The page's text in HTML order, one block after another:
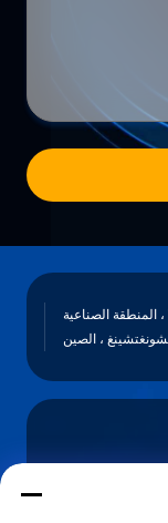
NO.111 ، شمال طريق Tongtao ، المنطقة الصناعية